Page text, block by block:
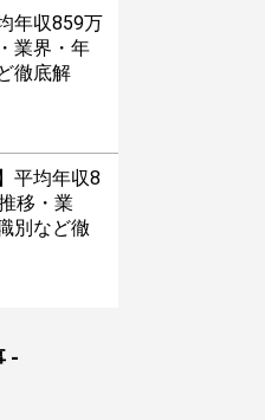
年収859万
業界・年
徹底解
平均年収8
移・業
別など徹
-